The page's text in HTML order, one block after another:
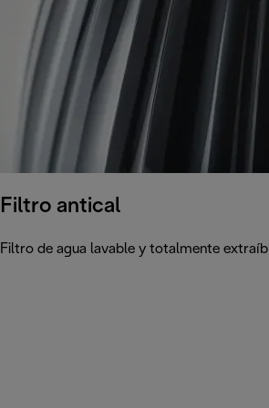
Filtro antical
Filtro de agua lavable y totalmente